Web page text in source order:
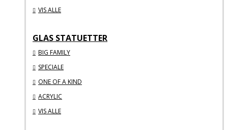
VIS ALLE
GLAS STATUETTER
BIG FAMILY
SPECIALE
ONE OF A KIND
ACRYLIC
VIS ALLE